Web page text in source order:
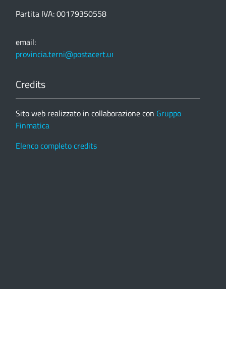
Partita IVA: 00179350558
email:
provincia.terni@postacert.umbria.it
Credits
Sito web realizzato in collaborazione con Gruppo
Finmatica
Elenco completo credits